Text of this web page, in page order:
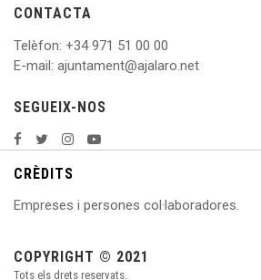
CONTACTA
Telèfon: +34 971 51 00 00
E-mail: ajuntament@ajalaro.net
SEGUEIX-NOS
CRÈDITS
Empreses i persones col·laboradores.
COPYRIGHT © 2021
Tots els drets reservats.